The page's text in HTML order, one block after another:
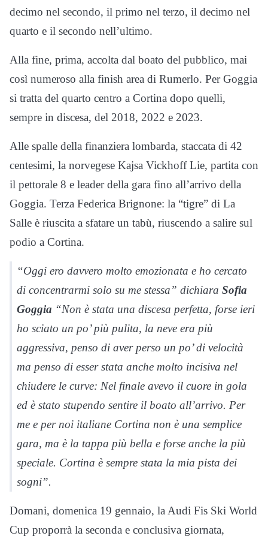
decimo nel secondo, il primo nel terzo, il decimo nel
quarto e il secondo nell’ultimo.
Alla fine, prima, accolta dal boato del pubblico, mai
così numeroso alla finish area di Rumerlo. Per Goggia
si tratta del quarto centro a Cortina dopo quelli,
sempre in discesa, del 2018, 2022 e 2023.
Alle spalle della finanziera lombarda, staccata di 42
centesimi, la norvegese Kajsa Vickhoff Lie, partita con
il pettorale 8 e leader della gara fino all’arrivo della
Goggia. Terza Federica Brignone: la “tigre” di La
Salle è riuscita a sfatare un tabù, riuscendo a salire sul
podio a Cortina.
“Oggi ero davvero molto emozionata e ho cercato
di concentrarmi solo su me stessa” dichiara Sofia
Goggia “Non è stata una discesa perfetta, forse ieri
ho sciato un po’ più pulita, la neve era più
aggressiva, penso di aver perso un po’ di velocità
ma penso di esser stata anche molto incisiva nel
chiudere le curve: Nel finale avevo il cuore in gola
ed è stato stupendo sentire il boato all’arrivo. Per
me e per noi italiane Cortina non è una semplice
gara, ma è la tappa più bella e forse anche la più
speciale. Cortina è sempre stata la mia pista dei
sogni”.
Domani, domenica 19 gennaio, la Audi Fis Ski World
Cup proporrà la seconda e conclusiva giornata,